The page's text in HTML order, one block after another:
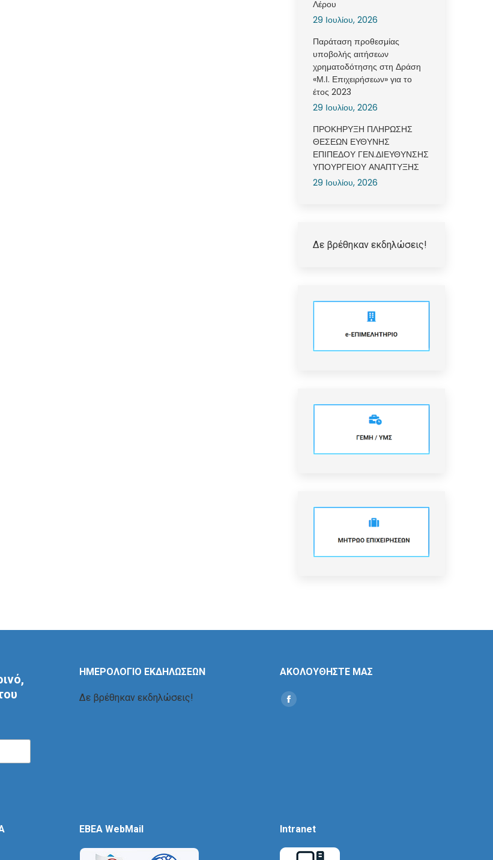
Λέρου
29 Ιουλίου, 2026
Παράταση προθεσμίας
υποβολής αιτήσεων
χρηματοδότησης στη Δράση
«Μ.Ι. Επιχειρήσεων» για το
έτος 2023
29 Ιουλίου, 2026
ΠΡΟΚΗΡΥΞΗ ΠΛΗΡΩΣΗΣ
ΘΕΣΕΩΝ ΕΥΘΥΝΗΣ
ΕΠΙΠΕΔΟΥ ΓΕΝ.ΔΙΕΥΘΥΝΣΗΣ
ΥΠΟΥΡΓΕΙΟΥ ΑΝΑΠΤΥΞΗΣ
29 Ιουλίου, 2026
Δε βρέθηκαν εκδηλώσεις!
ΗΜΕΡΟΛΟΓΙΟ ΕΚΔΗΛΩΣΕΩΝ
Δε βρέθηκαν εκδηλώσεις!
ΑΚΟΛΟΥΘΗΣΤΕ ΜΑΣ
Find us on:
Social
EBEA WebMail Intranet